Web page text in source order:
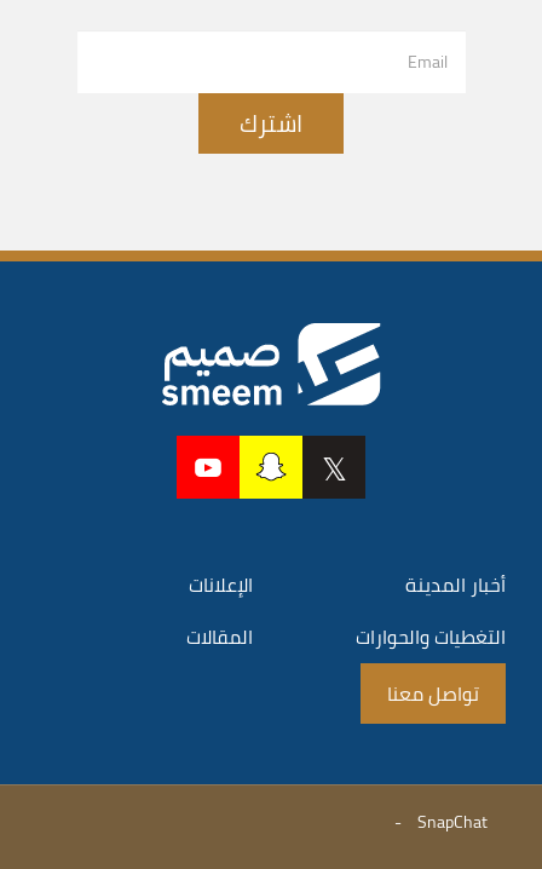
اشترك
أخبار المدينة
الإعلانات
التغطيات والحوارات
المقالات
تواصل معنا
SnapChat
-